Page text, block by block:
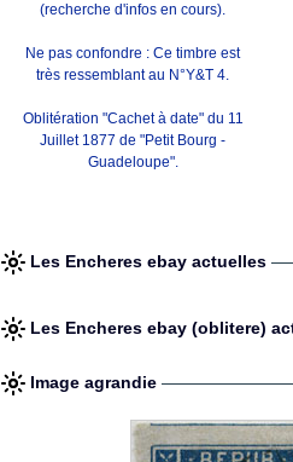
(recherche d'infos en cours).
Ne pas confondre : Ce timbre est
très ressemblant au N°Y&T 4.
Oblitération "Cachet à date" du 11
Juillet 1877 de "Petit Bourg -
Guadeloupe".
Les Encheres ebay actuelles
Les Encheres ebay (oblitere)
Image agrandie